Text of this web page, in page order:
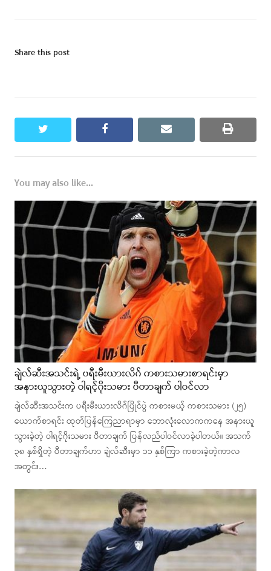
Share this post
twitter facebook email print
You may also like...
ချဲလ်ဆီးအသင်းရဲ့ ပရီးမီးယားလိဂ် ကစားသမားစာရင်းမှာ
အနားယူသွားတဲ့ ဝါရင့်ဂိုးသမား ပီတာချက် ပါဝင်လာ
ချဲလ်ဆီးအသင်းက ပရီးမီးယားလိဂ်ပြိုင်ပွဲ ကစားမယ့် ကစားသမား (၂၅)
ယောက်စာရင်း ထုတ်ပြန်ကြေညာရာမှာ ဘောလုံးလောကကနေ အနားယူ
သွားခဲ့တဲ့ ဝါရင့်ဂိုးသမား ပီတာချက် ပြန်လည်ပါဝင်လာခဲ့ပါတယ်။ အသက်
၃၈ နှစ်ရှိတဲ့ ပီတာချက်ဟာ ချဲလ်ဆီးမှာ ၁၁ နှစ်ကြာ ကစားခဲ့တဲ့ကာလ
အတွင်း…